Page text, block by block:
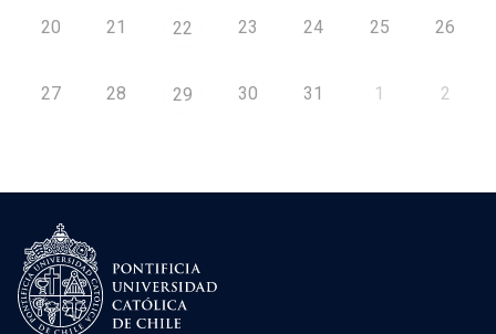
20 21 22 23 24 25 26
27 28 29 30 31 1 2